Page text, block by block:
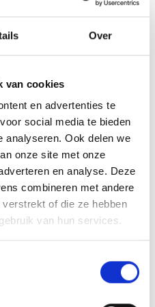
Over
van cookies
en advertenties te
social media te bieden
analyseren. Ook delen we
onze site met onze
en analyse. Deze
combineren met andere
of die ze hebben
van hun services.
het systeem,
belang en
betrokkene]
bewaren
uw
langer dan strikt
te realiseren
worden
de volgende
de volgende